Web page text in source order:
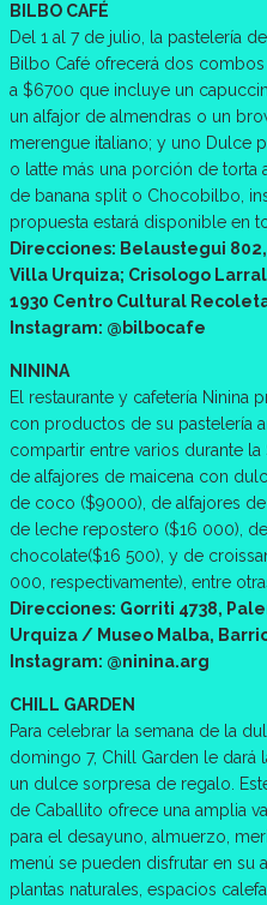
BILBO CAFÉ
Del 1 al 7 de julio, la pastelería
Bilbo Café ofrecerá dos
a $6700 que incluye un
un alfajor de almendras o un
merengue italiano; y uno Dulce
o latte más una porción de torta
de banana split o Chocobilbo,
propuesta estará disponible en
Direcciones: Belaustegui
Villa Urquiza; Crisologo
1930 Centro Cultural
Instagram: @bilbocafe
NININA
El restaurante y cafetería Ninina
con productos de su pastelería
compartir entre varios durante la
de alfajores de maicena con
de coco ($9000), de alfajores
de leche repostero ($16 000),
chocolate($16 500), y de
000, respectivamente), entre
Direcciones: Gorriti 4738,
Urquiza / Museo Malba,
Instagram: @ninina.arg
CHILL GARDEN
Para celebrar la semana de la
domingo 7, Chill Garden le dará
un dulce sorpresa de regalo.
de Caballito ofrece una amplia
para el desayuno, almuerzo,
menú se pueden disfrutar en su
plantas naturales, espacios